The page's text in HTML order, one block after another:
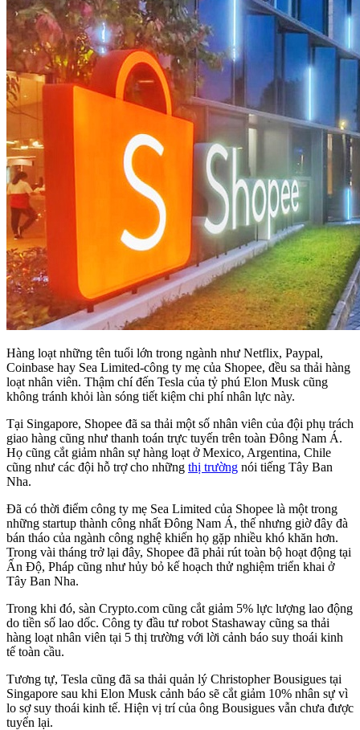
Hàng loạt những tên tuổi lớn trong ngành như Netflix, Paypal,
Coinbase hay Sea Limited-công ty mẹ của Shopee, đều sa thải hàng
loạt nhân viên. Thậm chí đến Tesla của tỷ phú Elon Musk cũng
không tránh khỏi làn sóng tiết kiệm chi phí nhân lực này.
Tại Singapore, Shopee đã sa thải một số nhân viên của đội phụ trách
giao hàng cũng như thanh toán trực tuyến trên toàn Đông Nam Á.
Họ cũng cắt giảm nhân sự hàng loạt ở Mexico, Argentina, Chile
cũng như các đội hỗ trợ cho những thị trường nói tiếng Tây Ban
Nha.
Đã có thời điểm công ty mẹ Sea Limited của Shopee là một trong
những startup thành công nhất Đông Nam Á, thế nhưng giờ đây đà
bán tháo của ngành công nghệ khiến họ gặp nhiều khó khăn hơn.
Trong vài tháng trở lại đây, Shopee đã phải rút toàn bộ hoạt động tại
Ấn Độ, Pháp cũng như hủy bỏ kế hoạch thử nghiệm triển khai ở
Tây Ban Nha.
Trong khi đó, sàn Crypto.com cũng cắt giảm 5% lực lượng lao động
do tiền số lao dốc. Công ty đầu tư robot Stashaway cũng sa thải
hàng loạt nhân viên tại 5 thị trường với lời cảnh báo suy thoái kinh
tế toàn cầu.
Tương tự, Tesla cũng đã sa thải quản lý Christopher Bousigues tại
Singapore sau khi Elon Musk cảnh báo sẽ cắt giảm 10% nhân sự vì
lo sợ suy thoái kinh tế. Hiện vị trí của ông Bousigues vẫn chưa được
tuyển lại.